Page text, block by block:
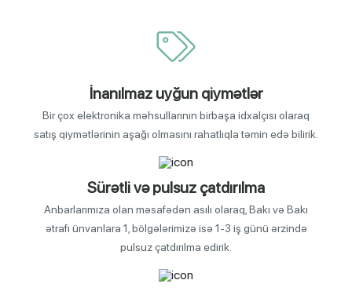
İnanılmaz uyğun qiymətlər
Bir çox elektronika məhsullarının birbaşa idxalçısı olaraq
satış qiymətlərinin aşağı olmasını rahatlıqla təmin edə bilirik.
Sürətli və pulsuz çatdırılma
Anbarlarımıza olan məsafədən asılı olaraq, Bakı və Bakı
ətrafı ünvanlara 1, bölgələrimizə isə 1-3 iş günü ərzində
pulsuz çatdırılma edirik.